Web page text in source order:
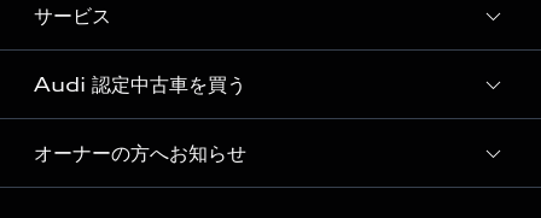
デジタルサービス
見積り依頼
試乗予約
e-tronラインアップ
価格シミュレーション
車両比較
純正アクセサリー
オンラインショップ
Audi collection
アウディナビアプリ
サービス
サービス入庫予約
サービスプログラム
メンテナンス
Audi 認定中古車を買う
Audi認定中古車
オーナーの方へお知らせ